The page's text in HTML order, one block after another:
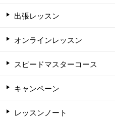
出張レッスン
オンラインレッスン
スピードマスターコース
キャンペーン
レッスンノート